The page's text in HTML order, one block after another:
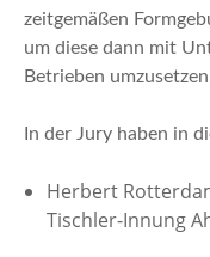
zeitgemäßen
um diese dann mit
Betrieben
In der Jury haben in
Herbert
Tischler-Innung